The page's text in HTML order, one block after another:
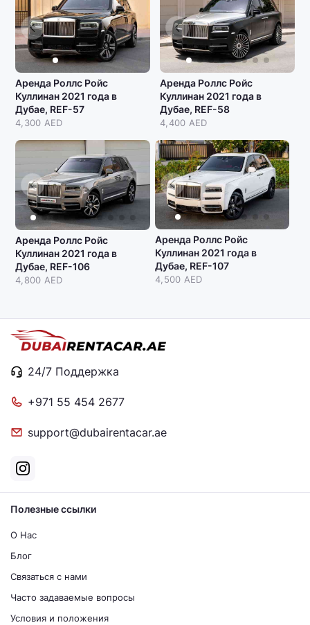
Аренда Роллс Ройс
Куллинан 2021 года в
Дубае, REF-57
4,300 AED
Аренда Роллс Ройс
Куллинан 2021 года в
Дубае, REF-58
4,400 AED
Аренда Роллс Ройс
Куллинан 2021 года в
Дубае, REF-106
4,800 AED
Аренда Роллс Ройс
Куллинан 2021 года в
Дубае, REF-107
4,500 AED
24/7 Поддержка
+971 55 454 2677
support@dubairentacar.ae
Полезные ссылки
О Нас
Блог
Связаться с нами
Часто задаваемые вопросы
Условия и положения